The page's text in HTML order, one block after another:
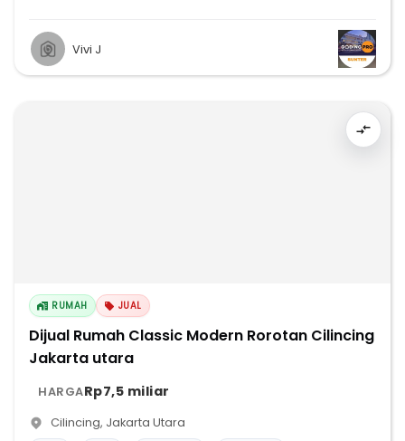
Vivi J
RUMAH JUAL
Dijual Rumah Classic Modern Rorotan Cilincing
Jakarta utara
HARGARp7,5 miliar
Cilincing, Jakarta Utara